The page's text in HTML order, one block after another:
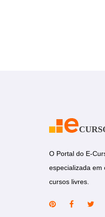
O Portal do E-
especializada em
cursos livres.